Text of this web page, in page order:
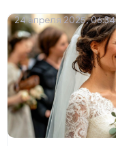
24 апреля 2025, 06:34